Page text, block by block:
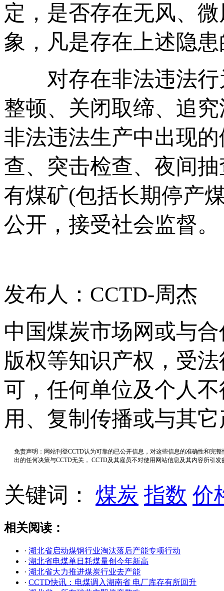
定，是否存在无风、
象，凡是存在上述隐
对存在非法违法行
整顿、关闭取缔、追
非法违法生产中出现
查、突击检查、夜间
有煤矿(包括长期停产
公开，接受社会监督。
发布人：CCTD-周杰
中国煤炭市场网或与
版权等知识产权，受
可，任何单位及个人
用、复制传播或与其
免责声明：网站刊登CCTD认为可靠的已公开信息，对这些信息的准确性和完
出的任何决策与CCTD无关， CCTD及其雇员不对使用网站信息及其内容所引
关键词： 煤炭 指数 价
相关阅读：
· 湖北省启动煤钢行业淘汰落后产能专项行动
· 湖北省电煤单日耗煤量创今年新高
· 湖北省大力推进煤炭行业去产能
· CCTD快讯：电煤调入湖南省 电厂库存有所回升